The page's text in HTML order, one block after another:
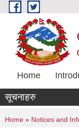
Skip to main content
Home
सूचनाहरु
You are
Home » Notices and